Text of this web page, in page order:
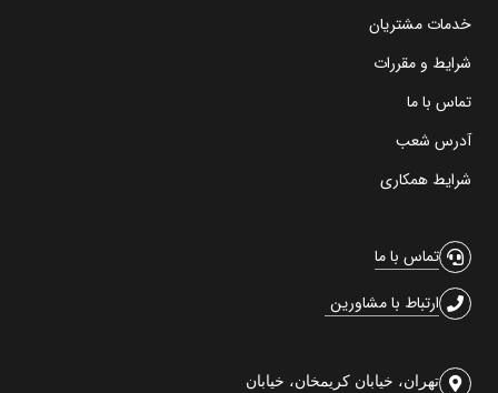
خدمات مشتریان
شرایط و مقررات
تماس با ما
آدرس شعب
شرایط همکاری
تماس با ما
ارتباط با مشاورین
تهران، خیابان کریمخان، خیابان